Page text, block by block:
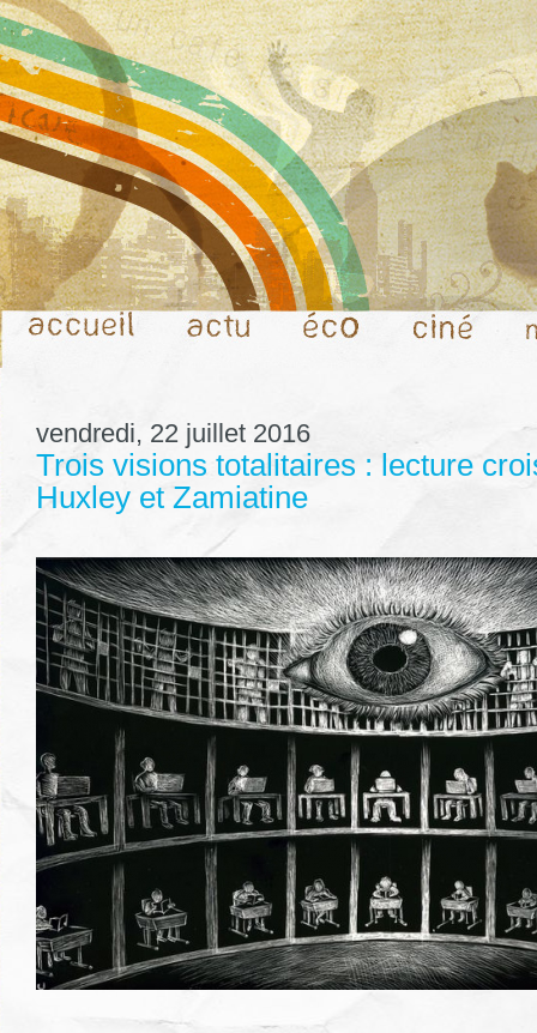
vendredi, 22 juillet 2016
Trois visions totalitaires : lecture
Huxley et Zamiatine